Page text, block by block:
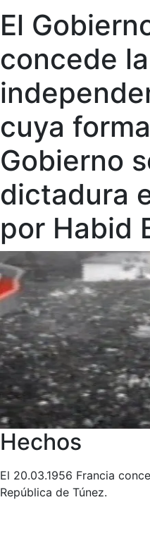
El
concede la
cuya
Gobierno
dictadura
por Habid
Hechos
El 20.03.1956 Francia
República de Túnez.